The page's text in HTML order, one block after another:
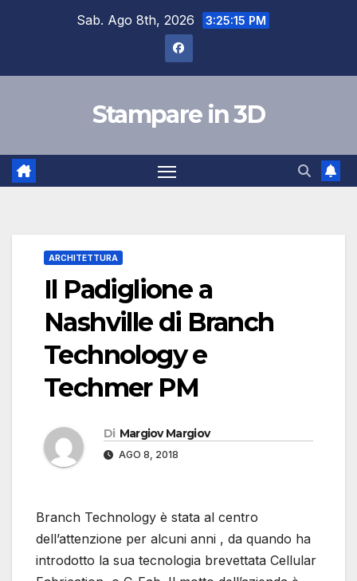
Sab. Ago 8th, 2026 3:25:16 PM
Stampare in 3D
ARCHITETTURA
Il Padiglione a
Nashville di Branch
Technology e
Techmer PM
Di Margiov Margiov
AGO 8, 2018
Branch Technology è stata al centro
dell’attenzione per alcuni anni , da quando ha
introdotto la sua tecnologia brevettata Cellular